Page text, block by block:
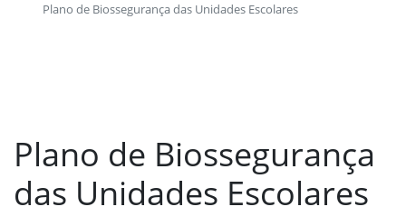
Plano de Biossegurança das Unidades Escolares
Plano de Biossegurança
das Unidades Escolares